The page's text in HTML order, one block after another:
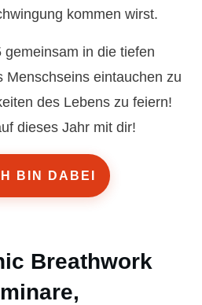
kommen wirst.
in die tiefen
Menschseins eintauchen zu
des Lebens zu feiern!
dieses Jahr mit dir!
BIN DABEI
Breathwork